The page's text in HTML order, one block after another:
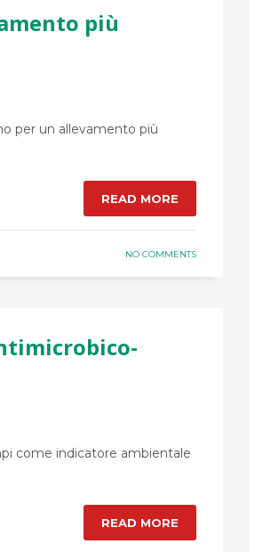
più
per un allevamento più
READ MORE
NO COMMENTS
come indicatore ambientale
READ MORE